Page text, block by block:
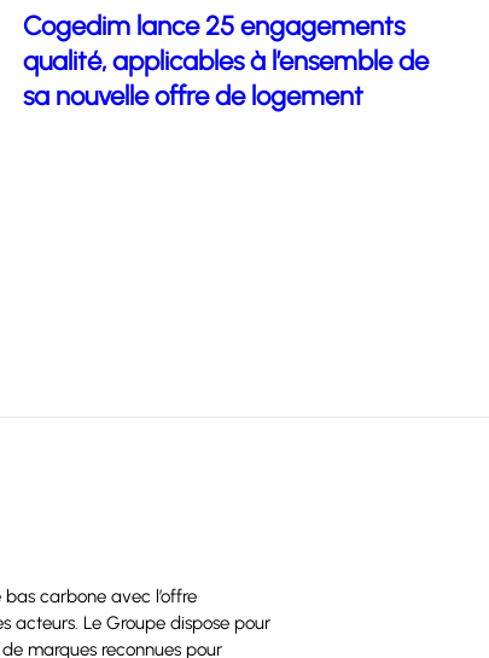
Cogedim lance 25 engagements
qualité, applicables à l’ensemble de
sa nouvelle offre de logement
carbone avec l’offre
acteurs. Le Groupe dispose pour
marques reconnues pour